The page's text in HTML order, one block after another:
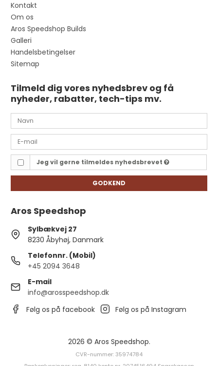
Kontakt
Om os
Aros Speedshop Builds
Galleri
Handelsbetingelser
Sitemap
Tilmeld dig vores nyhedsbrev og få
nyheder, rabatter, tech-tips mv.
Jeg vil gerne tilmeldes nyhedsbrevet
GODKEND
Aros Speedshop
Sylbækvej 27
8230 Åbyhøj, Danmark
Telefonnr. (Mobil)
+45 2094 3648
E-mail
info@arosspeedshop.dk
Følg os på facebook
Følg os på Instagram
2026 © Aros Speedshop.
CVR-nummer: 35974784